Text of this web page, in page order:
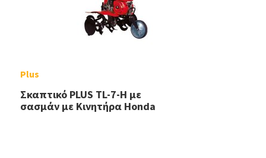
Plus
Σκαπτικό PLUS TL-7-Η με
σασμάν με Κινητήρα Honda